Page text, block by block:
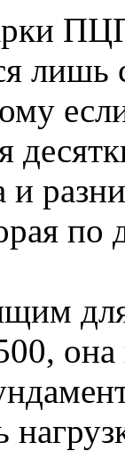
лишь
и
по
она